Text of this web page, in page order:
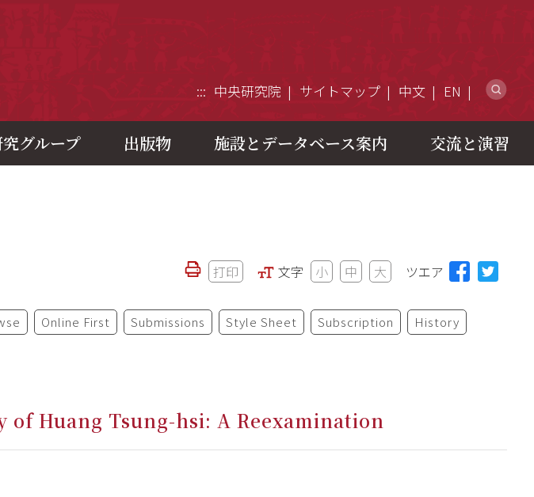
::: 中央研究院 サイトマップ 中文 EN
グループ 出版物 施設とデータベース案内 交流と演習
打印 文字 小 中 大 ツエア
Online First Submissions Style Sheet Subscription History
of Huang Tsung-hsi: A Reexamination